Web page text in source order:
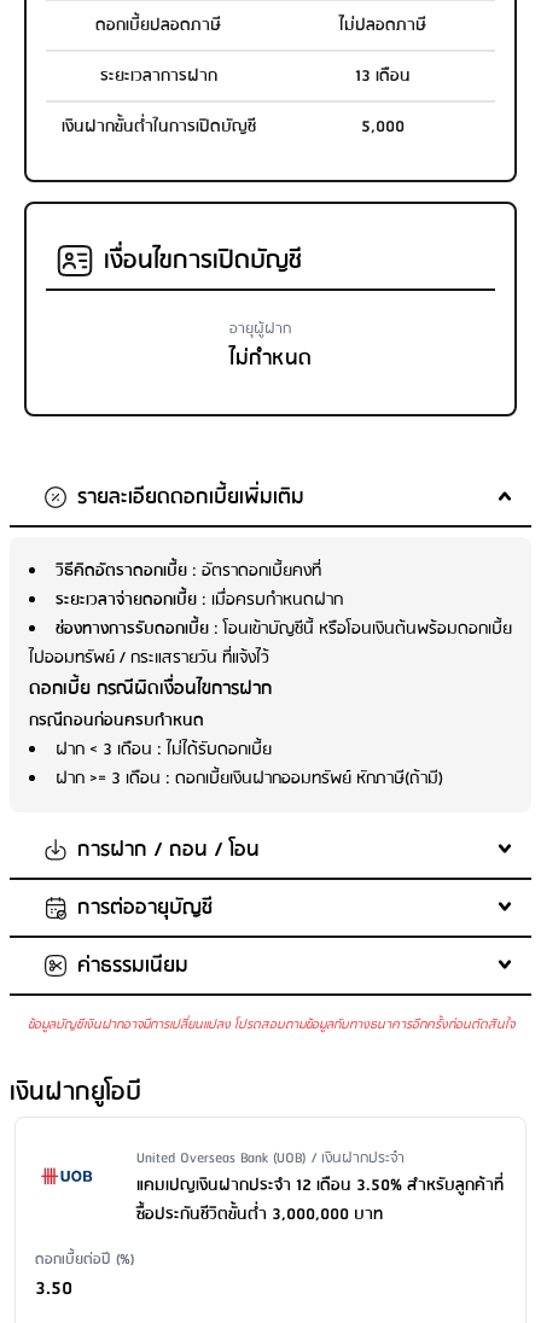
ดอกเบี้ยปลอดภาษี
ไม่ปลอดภาษี
ระยะเวลาการฝาก
13 เดือน
เงินฝากขั้นต่ำในการเปิดบัญชี
5,000
เงื่อนไขการเปิดบัญชี
อายุผู้ฝาก
ไม่กำหนด
รายละเอียดดอกเบี้ยเพิ่มเติม
วิธีคิดอัตราดอกเบี้ย : อัตราดอกเบี้ยคงที่
ระยะเวลาจ่ายดอกเบี้ย : เมื่อครบกำหนดฝาก
ช่องทางการรับดอกเบี้ย : โอนเข้าบัญชีนี้ หรือโอนเงินต้นพร้อมดอกเบี้ย
ไปออมทรัพย์ / กระแสรายวัน ที่แจ้งไว้
ดอกเบี้ย กรณีผิดเงื่อนไขการฝาก
กรณีถอนก่อนครบกำหนด
ฝาก < 3 เดือน : ไม่ได้รับดอกเบี้ย
ฝาก >= 3 เดือน : ดอกเบี้ยเงินฝากออมทรัพย์ หักภาษี(ถ้ามี)
การฝาก / ถอน / โอน
จำนวนเงินในการฝากขั้นต่ำต่อครั้ง
จำนวนเงินในการฝากสูงสุด
ฝากเพิ่มในบัญชีเดิม
ถอนเงินก่อนครบกำหนด
: ได้
การถอน
สามารถถอนเงินต้นบางส่วนของแต่ละรายการฝากก่อนครบกำหนดได้
โดยเงินต้นที่เหลือในบัญชีจะได้ดอกเบี้ยเดิมตามที่กำหนด
การต่ออายุบัญชี
ต่ออายุเงินฝากเป็นประเภทเดิม
ค่าธรรมเนียม
ค่ารักษาบัญชี
: ไม่มีการเรียกเก็บค่ารักษาบัญชี
ค่าบริการแจ้งยอดเงินและความเคลื่อนไหวของบัญชีผ่าน SMS
บริการ
ค่าธรรมเนียมออกสมุดคู่ฝากใหม่: 100 บาท/เล่ม
ค่าธรรมเนียมขอใบแสดงรายการเคลื่อนไหวทางบัญชีเงินฝาก ผ่าน
สาขา: ขอใบแสดงรายการย้อนหลังน้อยกว่า 6 เดือน: 100 บาท/ฉบับ/
บัญชี ขอใบแสดงรายการย้อนหลังตั้งแต่ 6 เดือน - 2 ปี: 200 บาท/ฉบับ/
บัญชี ขอใบแสดงรายการย้อนหลังมากว่า 2 ปี: 500 บาท/ฉบับ/บัญชี
ค่าธรรมเนียมปิดบัญชี
ข้อมูลบัญชีเงินฝากอาจมีการเปลี่ยนแปลง โปรดสอบถามข้อมูลกับทางธนาคารอีกครั้งก่อนตัดสินใจ
เงินฝากยูโอบี
Issuer Name / Financial Product Type
United Overseas Bank (UOB) / เงินฝากประจำ
แคมเปญเงินฝากประจำ 12 เดือน 3.50% สำหรับลูกค้าที่
ซื้อประกันชีวิตขั้นต่ำ 3,000,000 บาท
ดอกเบี้ยต่อปี (%)
3.50